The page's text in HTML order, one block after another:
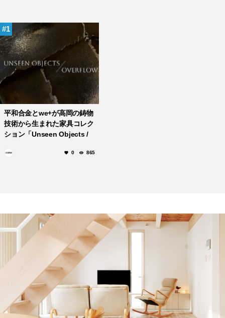
1
平和合金とwe+が高岡の鋳物
技術から生まれた家具コレク
ション「Unseen Objects /
ンウィーク2026で発表
0 865